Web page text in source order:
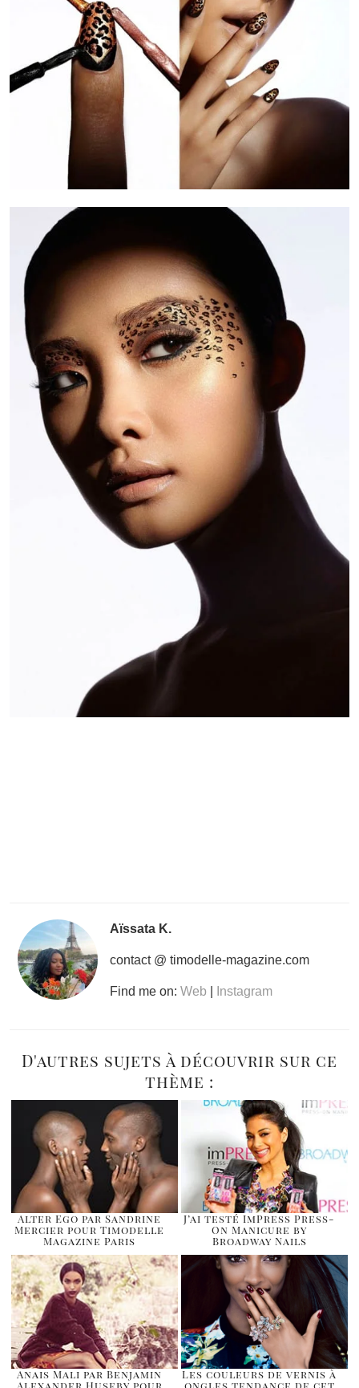
Aïssata K.
contact @ timodelle-magazine.com
Find me on: Web Instagram
D'autres sujets à découvrir sur ce
thème :
Alter Ego par Sandrine
Mercier pour Timodelle
Magazine Paris
J’ai testé ImPress Press-
On Manicure by
Broadway Nails
Anais Mali par Benjamin
Alexander Huseby pour
Les couleurs de vernis à
ongles tendance de cet